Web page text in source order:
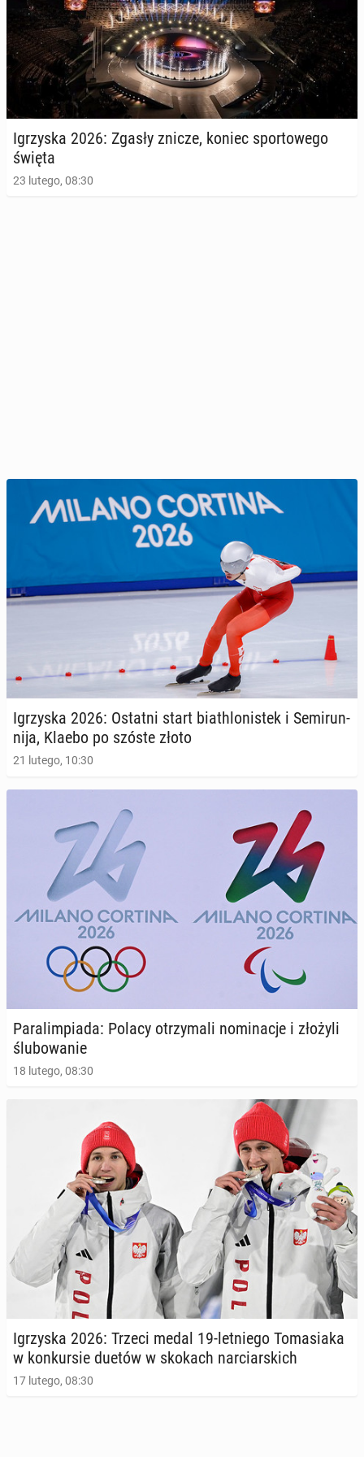
Igrzy­ska 2026: Zgasły znicze, koniec spor­to­we­go
święta
23 lutego, 08:30
Igrzy­ska 2026: Ostatni start bia­th­lo­ni­stek i Se­mi­run­
ni­ja, Klaebo po szóste złoto
21 lutego, 10:30
Pa­ra­lim­pia­da: Polacy otrzy­ma­li no­mi­na­cje i złożyli
ślu­bo­wa­nie
18 lutego, 08:30
Igrzy­ska 2026: Trzeci medal 19-let­nie­go To­ma­sia­ka
w kon­kur­sie duetów w skokach nar­ciar­skich
17 lutego, 08:30